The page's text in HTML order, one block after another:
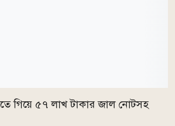
গিয়ে ৫৭ লাখ টাকার জাল নোটসহ